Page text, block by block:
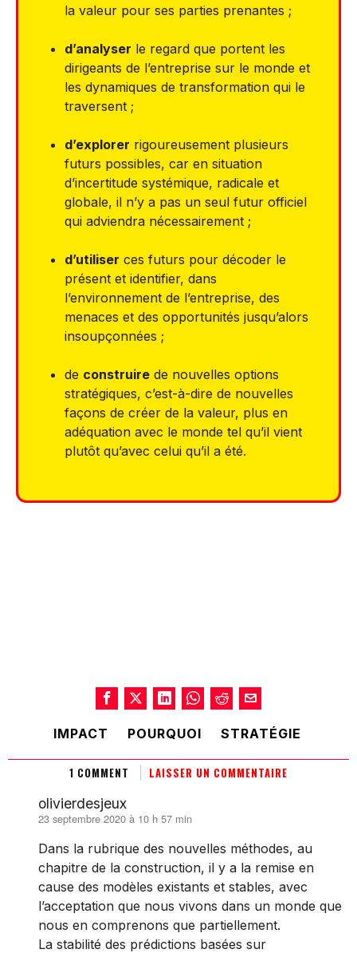
la valeur pour ses parties prenantes ;
d’analyser le regard que portent les
dirigeants de l’entreprise sur le monde et
les dynamiques de transformation qui le
traversent ;
d’explorer rigoureusement plusieurs
futurs possibles, car en situation
d’incertitude systémique, radicale et
globale, il n’y a pas un seul futur officiel
qui adviendra nécessairement ;
d’utiliser ces futurs pour décoder le
présent et identifier, dans
l’environnement de l’entreprise, des
menaces et des opportunités jusqu’alors
insoupçonnées ;
de construire de nouvelles options
stratégiques, c’est-à-dire de nouvelles
façons de créer de la valeur, plus en
adéquation avec le monde tel qu’il vient
plutôt qu’avec celui qu’il a été.
IMPACT POURQUOI STRATÉGIE
1 COMMENT LAISSER UN COMMENTAIRE
olivierdesjeux
dit :
23 septembre 2020 à 10 h 57 min
Dans la rubrique des nouvelles méthodes, au
chapitre de la construction, il y a la remise en
cause des modèles existants et stables, avec
l’acceptation que nous vivons dans un monde que
nous en comprenons que partiellement.
La stabilité des prédictions basées sur